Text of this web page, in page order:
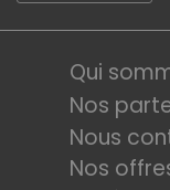
Qui
Nos
Nous
Nos